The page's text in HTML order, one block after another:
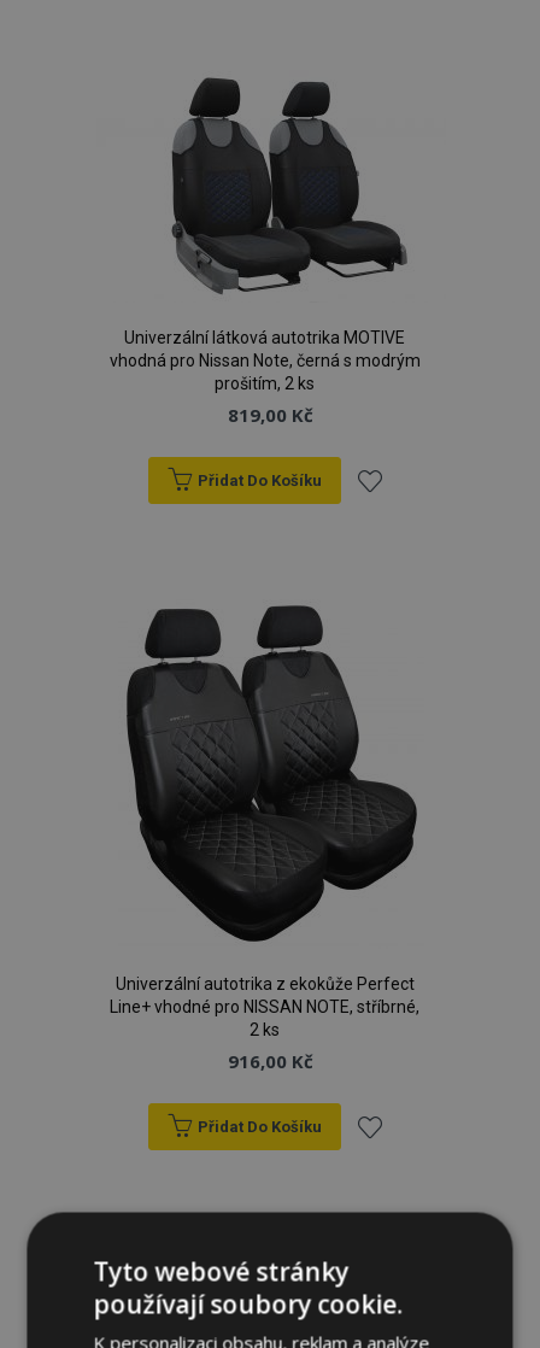
Univerzální látková autotrika MOTIVE
vhodná pro Nissan Note, černá s modrým
prošitím, 2 ks
819,00 Kč
Přidat Do Košíku
Univerzální autotrika z ekokůže Perfect
Line+ vhodné pro NISSAN NOTE, stříbrné,
2 ks
916,00 Kč
Přidat Do Košíku
k
oblíbeným
Tyto webové stránky
používají soubory cookie.
K personalizaci obsahu, reklam a analýze